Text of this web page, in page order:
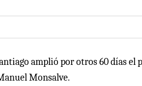
amplió por otros 60 días
Monsalve.